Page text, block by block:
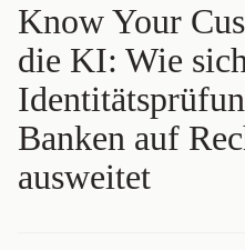
Know Your
die KI: Wie
Banken auf
ausweitet